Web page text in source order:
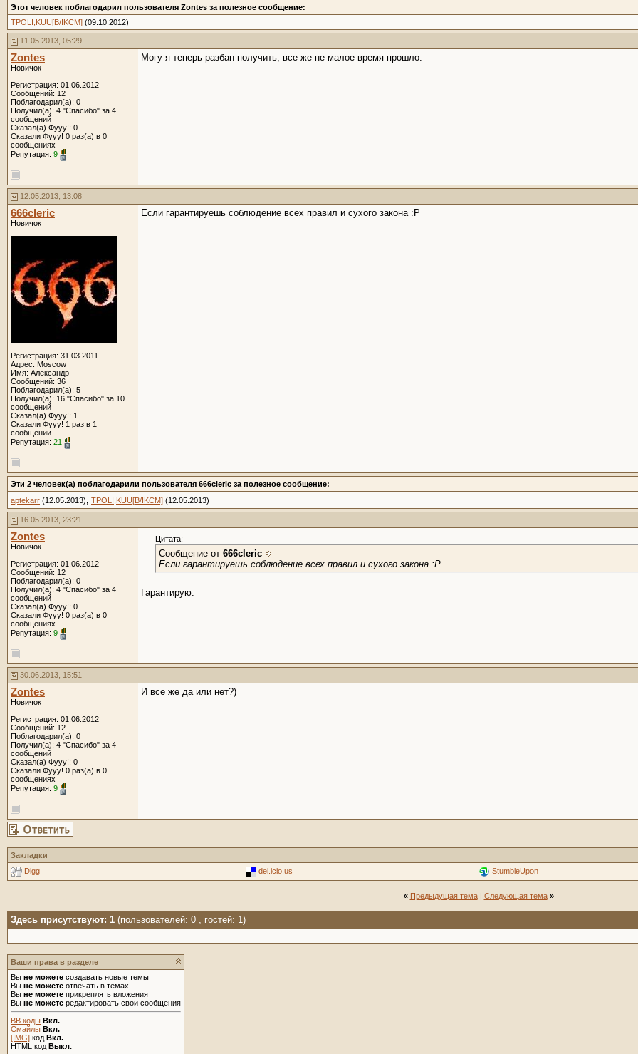
Этот человек поблагодарил пользователя Zontes за полезное сообщение:
TPOLI,KUU[B/IKCM] (09.10.2012)
11.05.2013, 05:29
Zontes
Новичок
Регистрация: 01.06.2012
Сообщений: 12
Поблагодарил(а): 0
Получил(а): 4 "Спасибо" за 4
сообщений
Сказал(а) Фууу!: 0
Сказали Фууу! 0 раз(а) в 0
сообщениях
Репутация: 9
Могу я теперь разбан получить, все же не малое время прошло.
12.05.2013, 13:08
666cleric
Новичок
Регистрация: 31.03.2011
Адрес: Moscow
Имя: Александр
Сообщений: 36
Поблагодарил(а): 5
Получил(а): 16 "Спасибо" за 10
сообщений
Сказал(а) Фууу!: 1
Сказали Фууу! 1 раз в 1
сообщении
Репутация: 21
Если гарантируешь соблюдение всех правил и сухого закона :Р
Эти 2 человек(а) поблагодарили пользователя 666cleric за полезное сообщение:
aptekarr (12.05.2013), TPOLI,KUU[B/IKCM] (12.05.2013)
16.05.2013, 23:21
Zontes
Новичок
Регистрация: 01.06.2012
Сообщений: 12
Поблагодарил(а): 0
Получил(а): 4 "Спасибо" за 4
сообщений
Сказал(а) Фууу!: 0
Сказали Фууу! 0 раз(а) в 0
сообщениях
Репутация: 9
Цитата:
Сообщение от 666cleric
Если гарантируешь соблюдение всех правил и сухого закона :Р
Гарантирую.
30.06.2013, 15:51
Zontes
Новичок
Регистрация: 01.06.2012
Сообщений: 12
Поблагодарил(а): 0
Получил(а): 4 "Спасибо" за 4
сообщений
Сказал(а) Фууу!: 0
Сказали Фууу! 0 раз(а) в 0
сообщениях
Репутация: 9
И все же да или нет?)
Закладки
Digg
del.icio.us StumbleUpon
« Предыдущая тема| Следующая тема »
Здесь присутствуют: 1 (пользователей: 0 , гостей: 1)
Ваши права в разделе
Вы не можете создавать новые темы
Вы не можете отвечать в темах
Вы не можете прикреплять вложения
Вы не можете редактировать свои сообщения
BB коды Вкл.
Смайлы Вкл.
[IMG] код Вкл.
HTML код Выкл.